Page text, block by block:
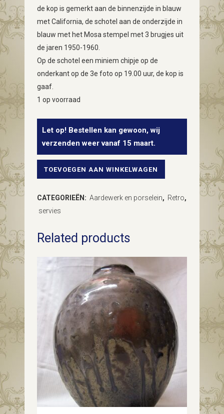
de kop is gemerkt aan de binnenzijde in blauw
met California, de schotel aan de onderzijde in
blauw met het Mosa stempel met 3 brugjes uit
de jaren 1950-1960.
Op de schotel een miniem chipje op de
onderkant op de 3e foto op 19.00 uur, de kop is
gaaf.
1 op voorraad
Let op! Bestellen kan gewoon, wij
verzenden weer vanaf 15 maart.
California
van
Mosa
boogjes
quantity
TOEVOEGEN AAN WINKELWAGEN
CATEGORIEËN: Aardewerk en porselein, Retro,
servies
Related products